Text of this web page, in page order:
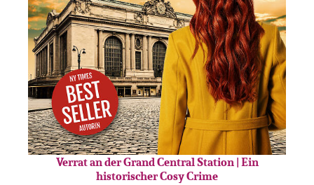
Verrat an der Grand Central Station | Ein
historischer Cosy Crime